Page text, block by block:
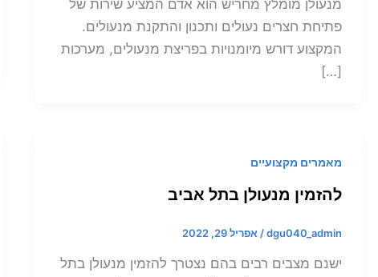
מנעולן מומלץ מחריש הוא אדם המציע שירות של
פתיחת חצרים נעולים ותכנון והתקנת מנעולים.
המקצוע דורש מיומנויות בפריצת מנעולים, מערכות
[…]
מאמרים מקצועיים
להזמין מנעולן בתל אביב
dgu040_admin
/אפריל 29, 2022
ישנם מצבים רבים בהם נצטרך להזמין מנעולן בתל